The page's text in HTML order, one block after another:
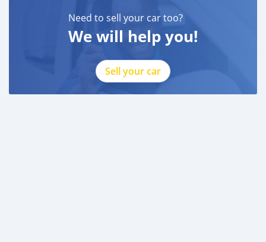
Need to sell your car too?
We will help you!
Sell your car